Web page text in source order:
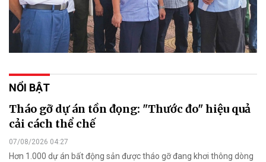
NỔI BẬT
Tháo gỡ dự án tồn đọng: "Thước đo" hiệu quả
cải cách thể chế
07/08/2026 04:27
Hơn 1.000 dự án bất động sản được tháo gỡ đang khơi thông dòng